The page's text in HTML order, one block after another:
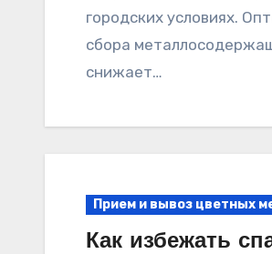
городских условиях.
сбора
снижает…
Прием и вывоз цветных
Как избежать